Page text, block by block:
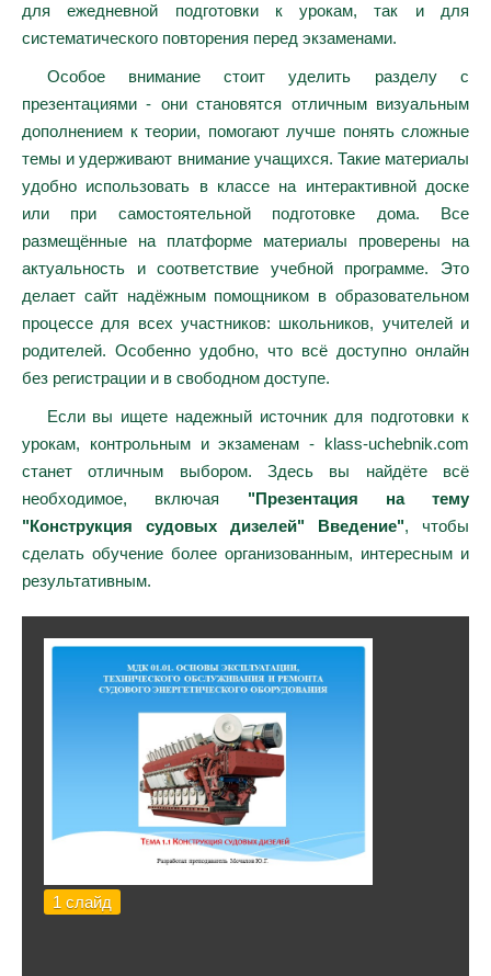
для ежедневной подготовки к урокам, так и для
систематического повторения перед экзаменами.
Особое внимание стоит уделить разделу с
презентациями - они становятся отличным визуальным
дополнением к теории, помогают лучше понять сложные
темы и удерживают внимание учащихся. Такие материалы
удобно использовать в классе на интерактивной доске
или при самостоятельной подготовке дома. Все
размещённые на платформе материалы проверены на
актуальность и соответствие учебной программе. Это
делает сайт надёжным помощником в образовательном
процессе для всех участников: школьников, учителей и
родителей. Особенно удобно, что всё доступно онлайн
без регистрации и в свободном доступе.
Если вы ищете надежный источник для подготовки к
урокам, контрольным и экзаменам - klass-uchebnik.com
станет отличным выбором. Здесь вы найдёте всё
необходимое, включая "Презентация на тему
"Конструкция судовых дизелей" Введение", чтобы
сделать обучение более организованным, интересным и
результативным.
1 слайд